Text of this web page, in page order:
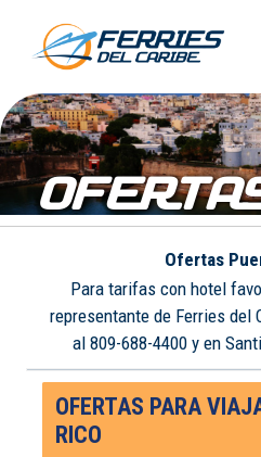
Ofertas
Para tarifas con hotel
representante de Ferries del
al 809-688-4400 y en
OFERTAS PARA
RICO